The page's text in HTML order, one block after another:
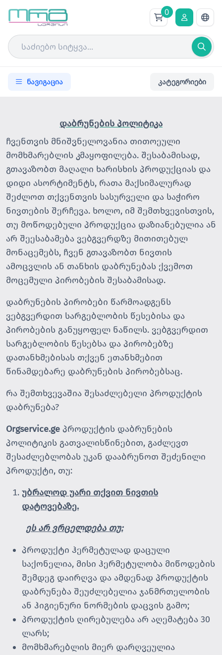
0
ნავიგაცია კატეგორიები
დაბრუნების პოლიტიკა
ჩვენთვის მნიშვნელოვანია თითოეული
მომხმარებლის კმაყოფილება. შესაბამისად,
გთავაზობთ მაღალი ხარისხის პროდუქციას და
დიდი ასორტიმენტს, რათა მაქსიმალურად
შეძლოთ თქვენთვის სასურველი და საჭირო
ნივთების შერჩევა. ხოლო, იმ შემთხვევისთვის,
თუ მოწოდებული პროდუქცია დაზიანებულია ან
არ შეესაბამება ვებგვერდზე მითითებულ
მონაცემებს, ჩვენ გთავაზობთ ნივთის
ამოცვლის ან თანხის დაბრუნებას ქვემოთ
მოცემული პირობების შესაბამისად.
დაბრუნების პირობები წარმოადგენს
ვებგვერდით სარგებლობის წესებისა და
პირობების განუყოფელ ნაწილს. ვებგვერდით
სარგებლობის წესებსა და პირობებზე
დათანხმებისას თქვენ ეთანხმებით
წინამდებარე დაბრუნების პირობებსაც.
რა შემთხვევაშია შესაძლებელი პროდუქტის
დაბრუნება?
Orgservice.ge პროდუქტის დაბრუნების
პოლიტიკის გათვალისწინებით, გაძლევთ
შესაძლებლობას უკან დააბრუნოთ შეძენილი
პროდუქტი, თუ:
უბრალოდ უარი თქვით ნივთის
დატოვებაზე.
ეს არ ვრცელდება თუ:
პროდუქტი ჰერმეტულად დაცული
საქონელია, მისი ჰერმეტულობა მიწოდების
შემდეგ დაირღვა და ამდენად პროდუქტის
დაბრუნება შეუძლებელია ჯანმრთელობის
ან ჰიგიენური ნორმების დაცვის გამო;
პროდუქტის ღირებულება არ აღემატება 30
ლარს;
მომხმარებლის მიერ დარღვეულია